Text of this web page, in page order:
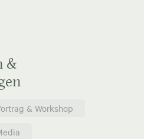
&
& Workshop